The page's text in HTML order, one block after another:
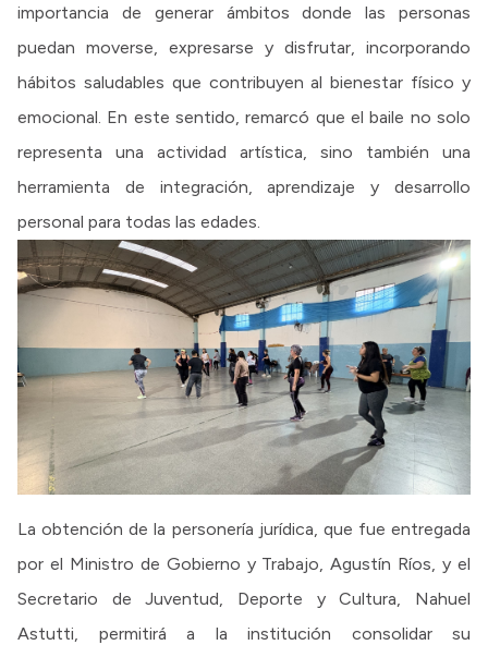
importancia de generar ámbitos donde las personas
puedan moverse, expresarse y disfrutar, incorporando
hábitos saludables que contribuyen al bienestar físico y
emocional. En este sentido, remarcó que el baile no solo
representa una actividad artística, sino también una
herramienta de integración, aprendizaje y desarrollo
personal para todas las edades.
La obtención de la personería jurídica, que fue entregada
por el Ministro de Gobierno y Trabajo, Agustín Ríos, y el
Secretario de Juventud, Deporte y Cultura, Nahuel
Astutti, permitirá a la institución consolidar su